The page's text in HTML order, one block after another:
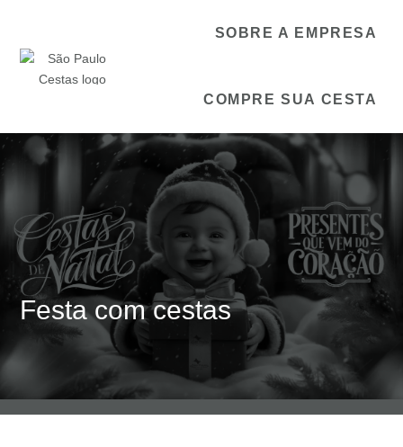
SOBRE A EMPRESA
COMPRE SUA CESTA
Festa com cestas